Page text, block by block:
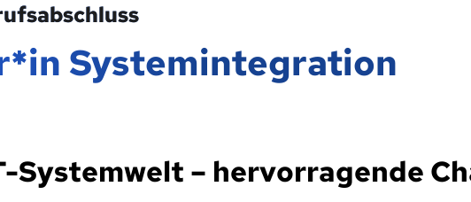
Systemintegration
Systemwelt – hervorragende